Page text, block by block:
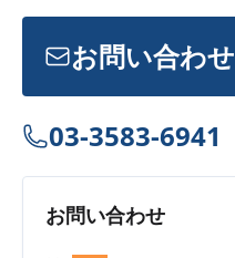
お問い合わせ
03-3583-6941
お問い合わせ